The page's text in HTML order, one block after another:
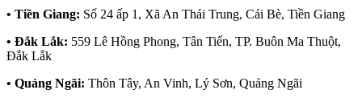
• Tiền Giang: Số 24 ấp 1, Xã An Thái Trung, Cái Bè, Tiền Giang
• Đắk Lắk: 559 Lê Hồng Phong, Tân Tiến, TP. Buôn Ma Thuột,
Đắk Lắk
• Quảng Ngãi: Thôn Tây, An Vinh, Lý Sơn, Quảng Ngãi